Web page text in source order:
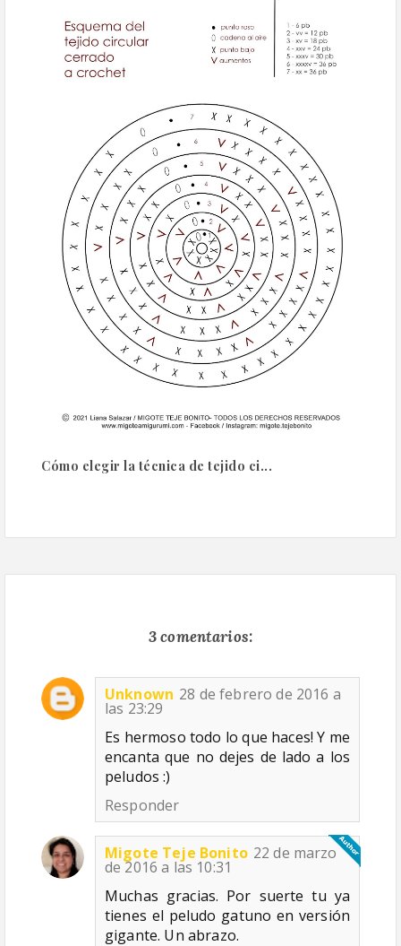
Cómo elegir la técnica de tejido ci...
3 comentarios:
Unknown 28 de febrero de 2016 a
las 23:29
Es hermoso todo lo que haces! Y me
encanta que no dejes de lado a los
peludos :)
Responder
Migote Teje Bonito 22 de marzo
de 2016 a las 10:31
Muchas gracias. Por suerte tu ya
tienes el peludo gatuno en versión
gigante. Un abrazo.